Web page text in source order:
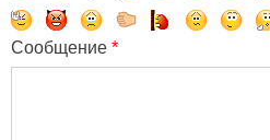
Сообщение *